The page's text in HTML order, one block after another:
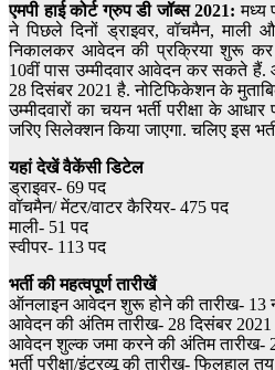
एमपी हाई कोर्ट ग्रुप डी जॉब्स 2021: मध्य
ने पिछले दिनों ड्राइवर, वॉचमैन, माली
निकालकर आवेदन की प्रक्रिया शुरू कर
10वीं पास उम्मीदवार आवेदन कर सकते
28 दिसंबर 2021 है. नोटिफिकेशन के
उम्मीदवारों का चयन भर्ती परीक्षा के
जरिए सिलेक्शन किया जाएगा. चलिए इस
यहां देखें वैकेंसी डिटेल
ड्राइवर- 69 पद
वॉचमैन/ मेंटर/वाटर कैरियर- 475 पद
माली- 51 पद
स्वीपर- 113 पद
भर्ती की महत्वपूर्ण तारीखें
ऑनलाइन आवेदन शुरू होने की तारीख- 13
आवेदन की अंतिम तारीख- 28 दिसंबर 2021
आवेदन शुल्क जमा करने की अंतिम तारीख-
भर्ती परीक्षा/इंटरव्यू की तारीख- फिलहाल